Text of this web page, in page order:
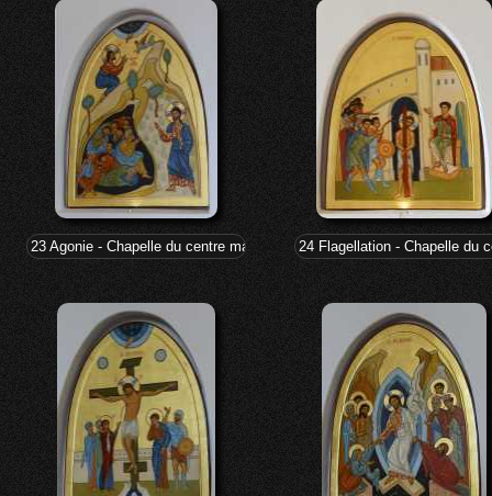
23 Agonie - Chapelle du centre marial 24 Flagellation - Chapelle du